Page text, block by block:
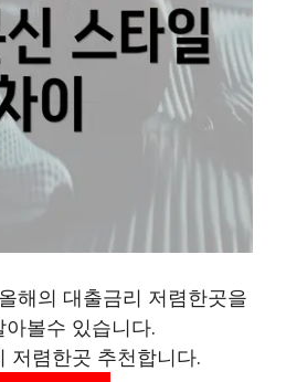
해의 대출금리 저렴한곳을
아볼수 있습니다.
저렴한곳 추천합니다.